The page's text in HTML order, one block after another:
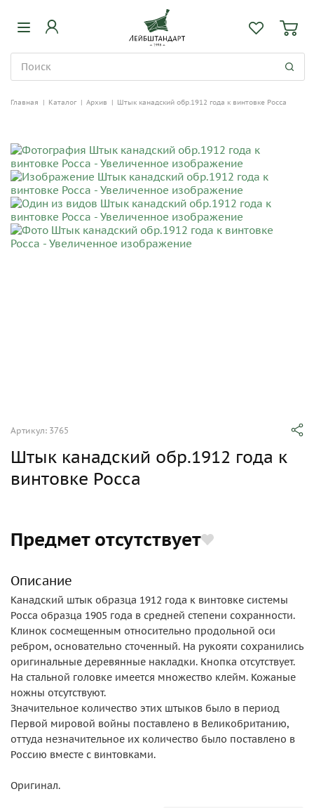
Главная | Каталог | Архив | Штык канадский обр.1912 года к винтовке Росса
Артикул: 3765
Штык канадский обр.1912 года к
винтовке Росса
Предмет отсутствует
Описание
Канадский штык образца 1912 года к винтовке системы
Росса образца 1905 года в средней степени сохранности.
Клинок сосмещенным относительно продольной оси
ребром, основательно сточенный. На рукояти сохранились
оригинальные деревянные накладки. Кнопка отсутствует.
На стальной головке имеется множество клейм. Кожаные
ножны отсутствуют.
Значительное количество этих штыков было в период
Первой мировой войны поставлено в Великобританию,
оттуда незначительное их количество было поставлено в
Россию вместе с винтовками.
Оригинал.